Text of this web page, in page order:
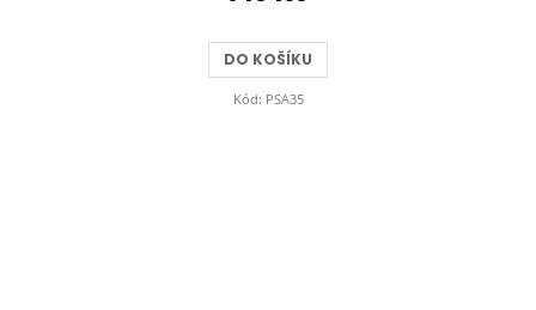
DO KOŠÍKU
Kód: PSA35